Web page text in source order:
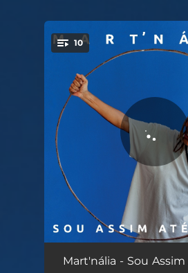
You're all set!
10
Morena
Mart'nália - Sou